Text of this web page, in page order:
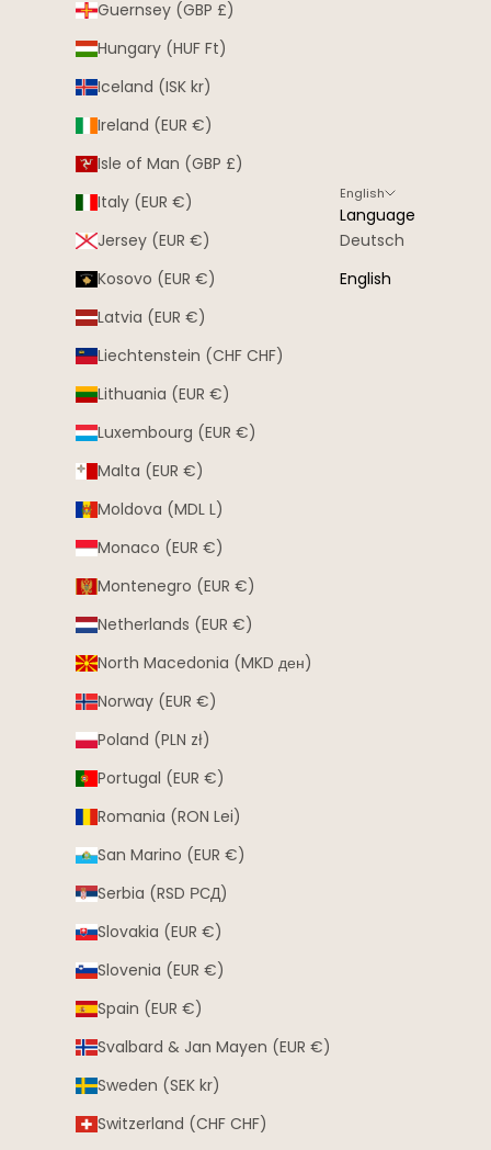
Guernsey (GBP £)
Hungary (HUF Ft)
Iceland (ISK kr)
Ireland (EUR €)
Isle of Man (GBP £)
Italy (EUR €)
Jersey (EUR €)
Kosovo (EUR €)
Latvia (EUR €)
Liechtenstein (CHF CHF)
Lithuania (EUR €)
Luxembourg (EUR €)
Malta (EUR €)
Moldova (MDL L)
Monaco (EUR €)
Montenegro (EUR €)
Netherlands (EUR €)
North Macedonia (MKD ден)
Norway (EUR €)
Poland (PLN zł)
Portugal (EUR €)
Romania (RON Lei)
San Marino (EUR €)
Serbia (RSD РСД)
Slovakia (EUR €)
Slovenia (EUR €)
Spain (EUR €)
Svalbard & Jan Mayen (EUR €)
Sweden (SEK kr)
Switzerland (CHF CHF)
English
Language
Deutsch
English